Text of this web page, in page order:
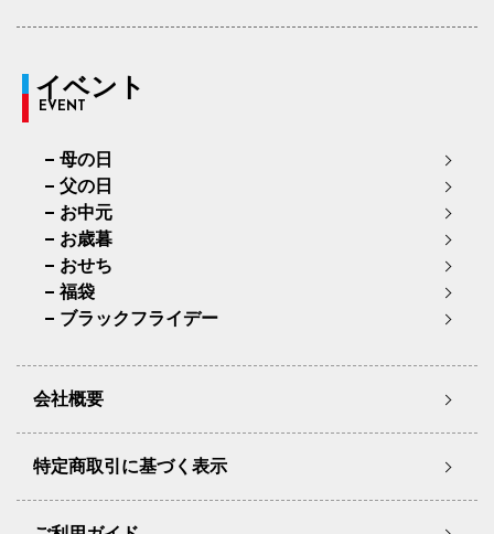
イベント
EVENT
母の日
父の日
お中元
お歳暮
おせち
福袋
ブラックフライデー
会社概要
特定商取引に基づく表示